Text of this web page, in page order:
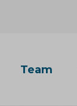
Team